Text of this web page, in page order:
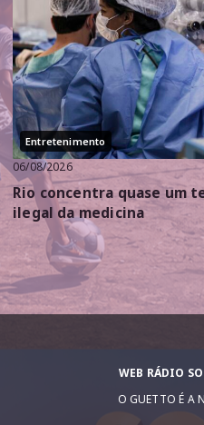
Entretenimento
06/08/2026
Rio concentra quase um
ilegal da medicina
WEB RÁDIO
O GUETTO É A